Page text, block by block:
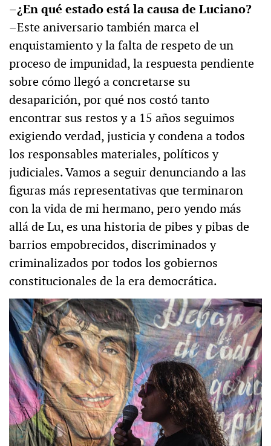
–¿En qué estado está la causa de Luciano?
–Este aniversario también marca el
enquistamiento y la falta de respeto de un
proceso de impunidad, la respuesta pendiente
sobre cómo llegó a concretarse su
desaparición, por qué nos costó tanto
encontrar sus restos y a 15 años seguimos
exigiendo verdad, justicia y condena a todos
los responsables materiales, políticos y
judiciales. Vamos a seguir denunciando a las
figuras más representativas que terminaron
con la vida de mi hermano, pero yendo más
allá de Lu, es una historia de pibes y pibas de
barrios empobrecidos, discriminados y
criminalizados por todos los gobiernos
constitucionales de la era democrática.